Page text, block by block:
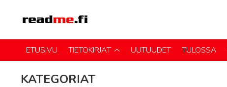
ETUSIVU TIETOKIRJAT UUTUUDET TULOSSA
KATEGORIAT